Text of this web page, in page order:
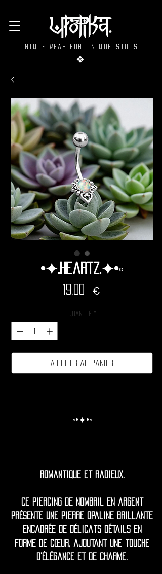
Unique wear for unique souls.
❖
•✦.Heartz.✦•◦
19,00 €Prix
Quantité *
Ajouter au panier
◦•✦•◦
Romantique et radieux.
Ce piercing de nombril en argent
présente une pierre opaline brillante
encadrée de délicats détails en
forme de cœur, ajoutant une touche
d'élégance et de charme.